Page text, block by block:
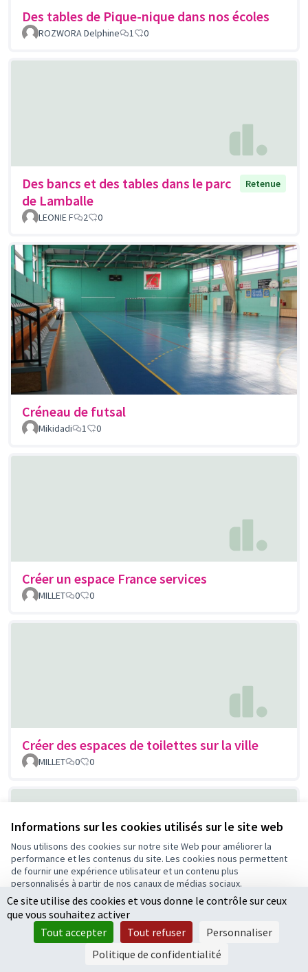
Informations sur les cookies utilisés sur le site web
Nous utilisons des cookies sur notre site Web pour améliorer la
performance et les contenus du site. Les cookies nous permettent
de fournir une expérience utilisateur et un contenu plus
personnalisés à partir de nos canaux de médias sociaux.
Tout accepter
Accepter seulement les cookies essentiels
Paramètres
Des tables de Pique-nique dans nos écoles
ROZWORA Delphine 1 0
Des bancs et des tables dans le parc
de Lamballe
Retenue
LEONIE F 2 0
Créneau de futsal
Mikidadi 1 0
Créer un espace France services
MILLET 0 0
Créer des espaces de toilettes sur la ville
MILLET 0 0
Création d’une piste de running
Vigneron-Larosa 0
Ce site utilise des cookies et vous donne le contrôle sur ceux
que vous souhaitez activer
Tout accepter
Tout refuser
Personnaliser
Politique de confidentialité